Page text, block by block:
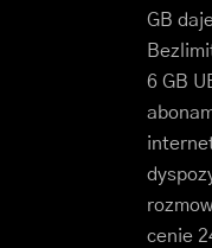
GB
6 GB
cenie